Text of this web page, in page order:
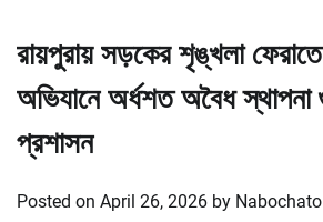
রায়পুরায় সড়কের শৃঙ্খলা
অভিযানে অর্ধশত অবৈধ স্থাপনা
প্রশাসন
Posted on April 26, 2026 by